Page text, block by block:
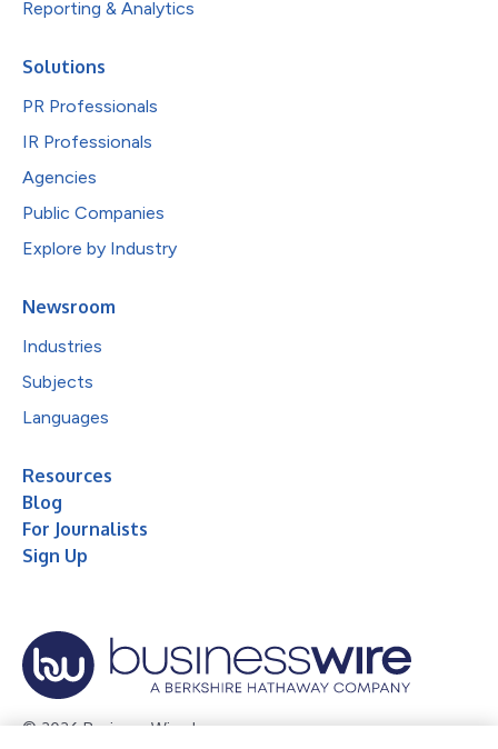
Reporting & Analytics
Solutions
PR Professionals
IR Professionals
Agencies
Public Companies
Explore by Industry
Newsroom
Industries
Subjects
Languages
Resources
Blog
For Journalists
Sign Up
© 2026 Business Wire, Inc.